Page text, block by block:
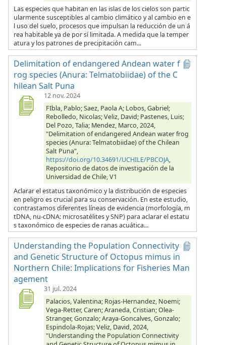
Las especies que habitan en las islas de los cielos son partic
ularmente susceptibles al cambio climático y al cambio en e
l uso del suelo, procesos que impulsan la reducción de un á
rea habitable ya de por sí limitada. A medida que la temper
atura y los patrones de precipitación cam...
Delimitation of endangered Andean water f
rog species (Anura: Telmatobiidae) of the C
hilean Salt Puna
12 nov. 2024
FIbla, Pablo; Saez, Paola A; Lobos, Gabriel;
Rebolledo, Nicolas; Veliz, David; Pastenes, Luis;
Del Pozo, Talia; Mendez, Marco, 2024,
"Delimitation of endangered Andean water frog
species (Anura: Telmatobiidae) of the Chilean
Salt Puna",
https://doi.org/10.34691/UCHILE/PBCOJA,
Repositorio de datos de investigación de la
Universidad de Chile, V1
Aclarar el estatus taxonómico y la distribución de especies
en peligro es crucial para su conservación. En este estudio,
contrastamos diferentes líneas de evidencia (morfología, m
tDNA, nu-cDNA: microsatélites y SNP) para aclarar el estatu
s taxonómico de especies de ranas acuática...
Understanding the Population Connectivity
and Genetic Structure of Octopus mimus in
Northern Chile: Implications for Fisheries Man
agement
31 jul. 2024
Palacios, Valentina; Rojas-Hernandez, Noemi;
Vega-Retter, Caren; Araneda, Cristian; Olea-
Stranger, Gonzalo; Araya-Goncalves, Gonzalo;
Espindola-Rojas; Veliz, David, 2024,
"Understanding the Population Connectivity